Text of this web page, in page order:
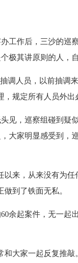
作后，三沙的巡
其讲原则的人，
人员，以前抽调
规定所有人员外
，巡察组碰到疑
大家明显感受到
，从来没有为任
到了铁面无私。
起案件，无一起
家一起反复推敲